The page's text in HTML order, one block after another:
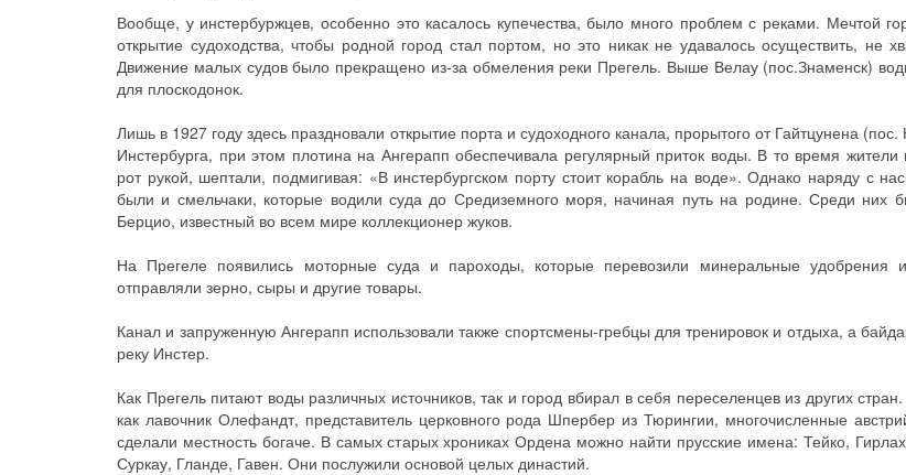
Вообще, у инстербуржцев, особенно это касалось купечества, было много проблем с реками. Мечтой
открытие судоходства, чтобы родной город стал портом, но это никак не удавалось осуществить, не
Движение малых судов было прекращено из-за обмеления реки Прегель. Выше Велау (пос.Знаменск)
для плоскодонок.
Лишь в 1927 году здесь праздновали открытие порта и судоходного канала, прорытого от Гайтцунена
Инстербурга, при этом плотина на Ангерапп обеспечивала регулярный приток воды. В то время жители
рот рукой, шептали, подмигивая: «В инстербургском порту стоит корабль на воде». Однако наряду с
были и смельчаки, которые водили суда до Средиземного моря, начиная путь на родине. Среди них
Берцио, известный во всем мире коллекционер жуков.
На Прегеле появились моторные суда и пароходы, которые перевозили минеральные удобрения
отправляли зерно, сыры и другие товары.
Канал и запруженную Ангерапп использовали также спортсмены-гребцы для тренировок и отдыха, а
реку Инстер.
Как Прегель питают воды различных источников, так и город вбирал в себя переселенцев из других
как лавочник Олефандт, представитель церковного рода Шпербер из Тюрингии, многочисленные
сделали местность богаче. В самых старых хрониках Ордена можно найти прусские имена: Тейко,
Суркау, Гланде, Гавен. Они послужили основой целых династий.